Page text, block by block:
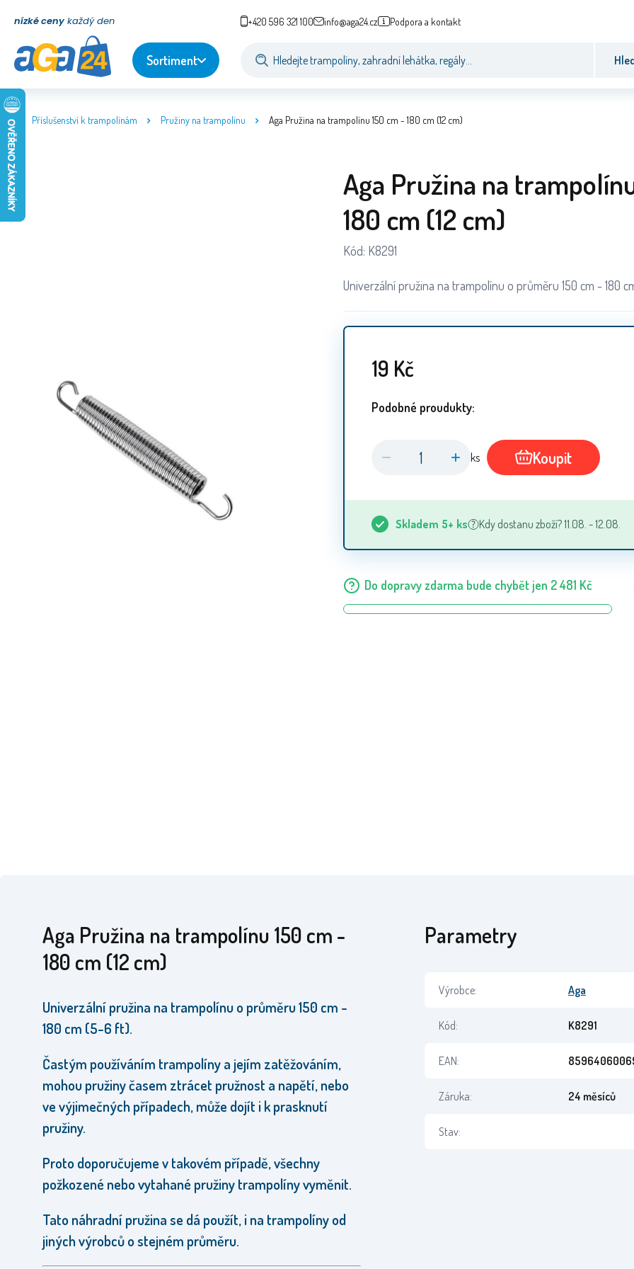
nízké ceny každý den +420 596 321 100 info@aga24.cz Podpora a kontakt
Sortiment
Příslušenství k trampolínám Pružiny na trampolínu Aga Pružina na trampolínu 150 cm - 180 cm (12 cm)
Aga Pružina na
180 cm (12 cm)
Kód: K8291
Univerzální pružina na trampolínu o průměru 150 cm - 180
19 Kč
Podobné proudukty:
ks Koupit
Skladem 5+ ks Kdy dostanu zboží? 11.08. - 12.08.
Do dopravy zdarma bude chybět jen 2 481 Kč
Aga Pružina na trampolínu 150 cm -
180 cm (12 cm)
Univerzální pružina na trampolínu o průměru 150 cm -
180 cm (5-6 ft).
Častým používáním trampolíny a jejím zatěžováním,
mohou pružiny časem ztrácet pružnost a napětí, nebo
ve výjimečných případech, může dojít i k prasknutí
pružiny.
Proto doporučujeme v takovém případě, všechny
požkozené nebo vytahané pružiny trampolíny vyměnit.
Tato náhradní pružina se dá použít, i na trampolíny od
jiných výrobců o stejném průměru.
Parametry
Výrobce: Aga
Kód: K8291
EAN:
Záruka: 24 měsíců
Stav: